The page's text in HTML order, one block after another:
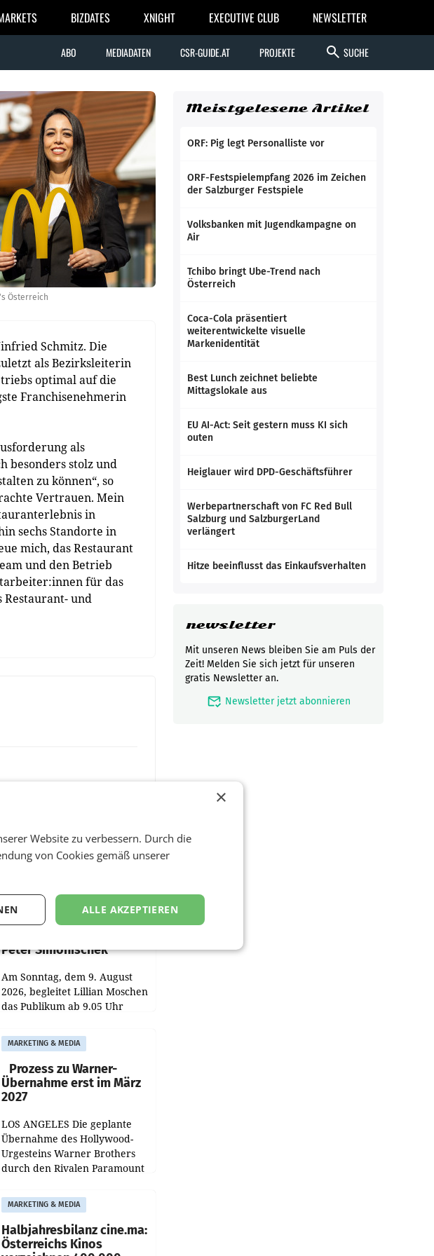
BIZDATES XNIGHT EXECUTIVE CLUB NEWSLETTER
ABO MEDIADATEN CSR-GUIDE.AT PROJEKTE search SUCHE
Österreich
Schmitz. Die
als Bezirksleiterin
optimal auf die
Franchisenehmerin
als
besonders stolz und
zu können“, so
Vertrauen. Mein
in
sechs Standorte in
mich, das Restaurant
und den Betrieb
für das
und
ORF-Kulturmatinee
widmet sich 20 Jahren
Peter Simonischek
Am Sonntag, dem 9. August
2026, begleitet Lillian Moschen
das Publikum ab 9.05 Uhr
„Kulturmatinee“. Die Sendung
startet mit der Dokumentation
„20 Jahre Grafenegg
MARKETING & MEDIA
Prozess zu Warner-
Übernahme erst im März
2027
LOS ANGELES Die geplante
Übernahme des Hollywood-
Urgesteins Warner Brothers
durch den Rivalen Paramount
Schwebe bleiben. Eine
Richterin setzte den Prozess zu
MARKETING & MEDIA
Halbjahresbilanz cine.ma:
Österreichs Kinos
Meistgelesene Artikel
ORF: Pig legt Personalliste vor
ORF-Festspielempfang 2026 im Zeichen
der Salzburger Festspiele
Volksbanken mit Jugendkampagne on
Air
Tchibo bringt Ube-Trend nach
Österreich
Coca-Cola präsentiert
weiterentwickelte visuelle
Markenidentität
Best Lunch zeichnet beliebte
Mittagslokale aus
EU AI-Act: Seit gestern muss KI sich
outen
Heiglauer wird DPD-Geschäftsführer
Werbepartnerschaft von FC Red Bull
Salzburg und SalzburgerLand
verlängert
Hitze beeinflusst das Einkaufsverhalten
newsletter
Mit unseren News bleiben Sie am Puls der
Zeit! Melden Sie sich jetzt für unseren
gratis Newsletter an.
mark_email_read Newsletter jetzt abonnieren
×
Website zu verbessern. Durch die
von Cookies gemäß unserer
ALLE AKZEPTIEREN